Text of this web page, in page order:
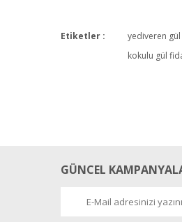
Etiketler : yediveren gül
kokulu gül
GÜNCEL